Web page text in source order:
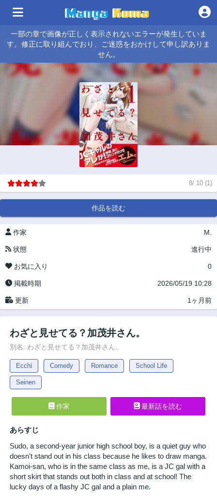
一部の章で画像が正しく表示されないエラーが発生していま
す。修正に取り組んでおり、ご迷惑をおかけして申し訳ありま
せん。
8/ 10 (1)
作品を読む
作家 M.
状態 進行中
お気に入り 0
掲載時期 2026/05/19 10:28
更新 1ヶ月前
わざと見せてる？加茂井さん。
別名: わざと見せてる？加茂井さん。
Ecchi Comedy Romance School Life
Seinen
作家 最新話を読む
あらすじ
Sudo, a second-year junior high school boy, is a quiet guy who
doesn't stand out in his class because he likes to draw manga.
Kamoi-san, who is in the same class as me, is a JC gal with a
short skirt that stands out both in class and at school! The
lucky days of a flashy JC gal and a plain me.